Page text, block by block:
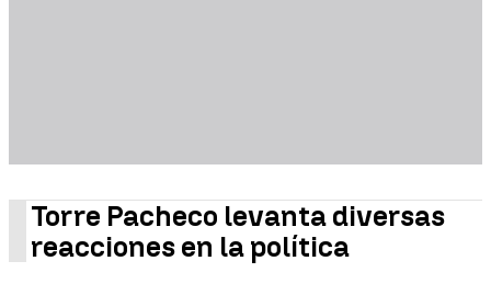
Torre Pacheco levanta diversas
reacciones en la política